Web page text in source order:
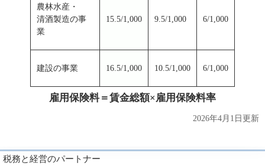
農林水産・
清酒製造の事
業
15.5/1,000 9.5/1,000 6/1,000
建設の事業 16.5/1,000 10.5/1,000 6/1,000
雇用保険料＝賃金総額×雇用保険料率
2026年4月1日更新
税務と経営のパートナー